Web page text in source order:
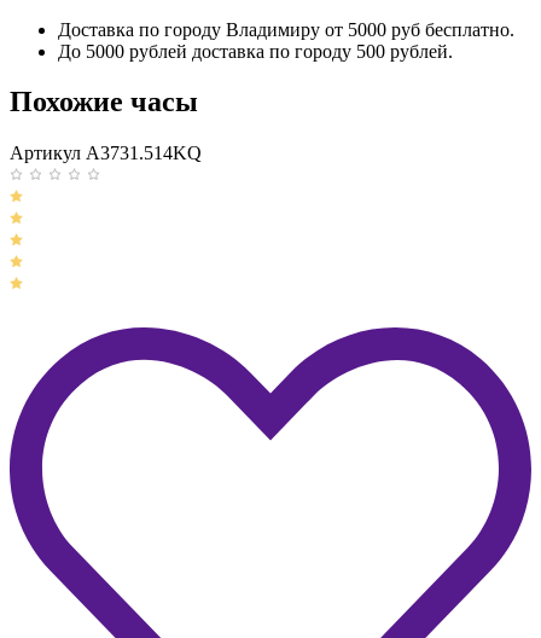
Доставка по городу Владимиру от 5000 руб бесплатно.
До 5000 рублей доставка по городу 500 рублей.
Похожие часы
Артикул A3731.514KQ